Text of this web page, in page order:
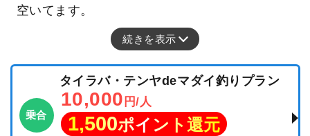
空いてます。
続きを表示
乗合
タイラバ・テンヤdeマダイ釣りプラン
10,000 円/人
1,500ポイント還元